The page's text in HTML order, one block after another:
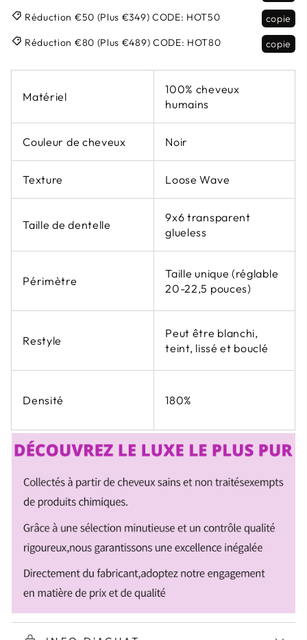
Réduction €50 (Plus €349) CODE: HOT50
copie
Réduction €80 (Plus €489) CODE: HOT80 copie
Matériel
100% cheveux
humains
Couleur de cheveux Noir
Texture Loose Wave
Taille de dentelle
9x6 transparent
glueless
Périmètre
Taille unique (réglable
20-22,5 pouces)
Restyle
Peut être blanchi,
teint, lissé et bouclé
Densité 180%